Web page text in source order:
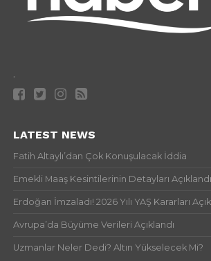
.
LATEST NEWS
Fatih Altaylı’dan Çok Konuşulacak İddia
Emekli Maaş Kesintilerinin Detayları Açıklandı
Erdoğan İmzaladı! 2026 Yılı YAŞ Kararları
Avrupa’da Büyüme Verileri Açıklandı
Uzmanlar Neler Dedi? Altın Yükselecek Mi?